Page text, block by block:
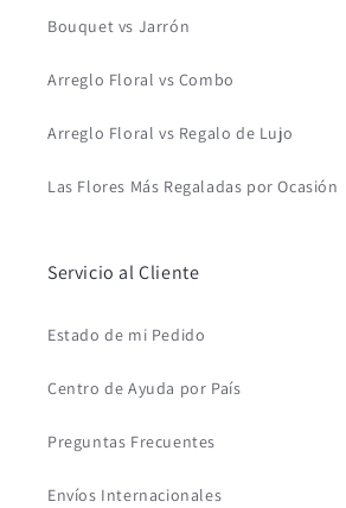
Bouquet vs Jarrón
Arreglo Floral vs Combo
Arreglo Floral vs Regalo de Lujo
Las Flores Más Regaladas por Ocasión
Servicio al Cliente
Estado de mi Pedido
Centro de Ayuda por País
Preguntas Frecuentes
Envíos Internacionales